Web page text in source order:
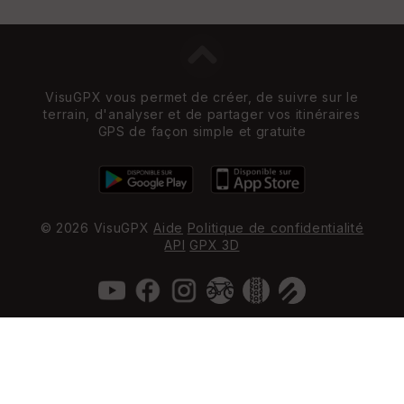
VisuGPX vous permet de créer, de suivre sur le
terrain, d'analyser et de partager vos itinéraires
GPS de façon simple et gratuite
© 2026 VisuGPX Aide Politique de confidentialité
API GPX 3D